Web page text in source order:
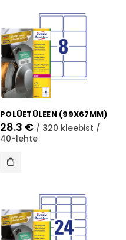
POLÜETÜLEEN (99X67MM)
28.3 € / 320 kleebist /
40-lehte